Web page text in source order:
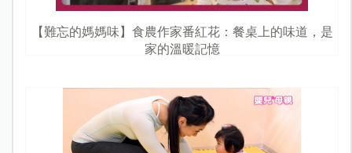
【難忘的媽媽味】食農作家番紅花：餐桌上的味道，是
家的溫暖記憶